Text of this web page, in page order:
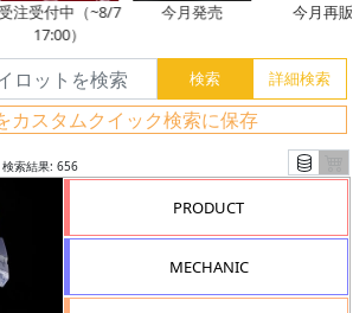
受付中（~8/7
17:00）
今月発売 今月再販
カスタムクイック検索に保存
索結果: 656
PRODUCT
MECHANIC